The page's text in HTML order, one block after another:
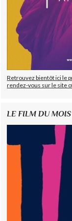
Retrouvez bientôt ici le
rendez-vous sur le site
LE FILM DU MOIS